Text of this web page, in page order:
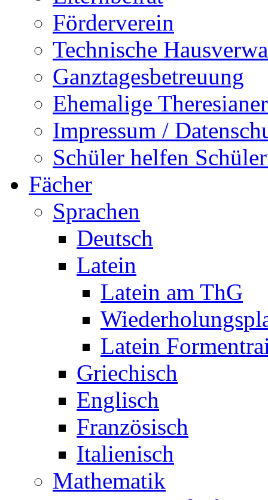
Förderverein
Technische
Ganztagesbetreuung
Ehemalige Theresianer
Impressum /
Schüler helfen
Fächer
Sprachen
Deutsch
Latein
Latein am ThG
Latein
Griechisch
Englisch
Französisch
Italienisch
Mathematik